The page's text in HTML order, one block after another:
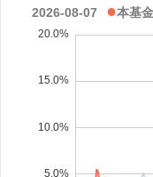
2026-08-07 ●本基金